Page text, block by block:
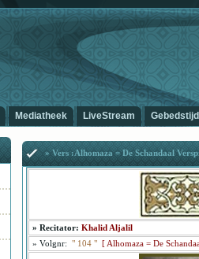
Mediatheek LiveStream
» Vers :Alhomaza = De Schandaal
» Recitator: Khalid Aljalil
» Volgnr: " 104 " [ Alhomaza = De